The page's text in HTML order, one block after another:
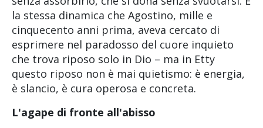
la stessa dinamica che Agostino, mille e
cinquecento anni prima, aveva cercato di
esprimere nel paradosso del cuore inquieto
che trova riposo solo in Dio – ma in Etty
questo riposo non è mai quietismo: è energia,
è slancio, è cura operosa e concreta.
L'agape di fronte all'abisso